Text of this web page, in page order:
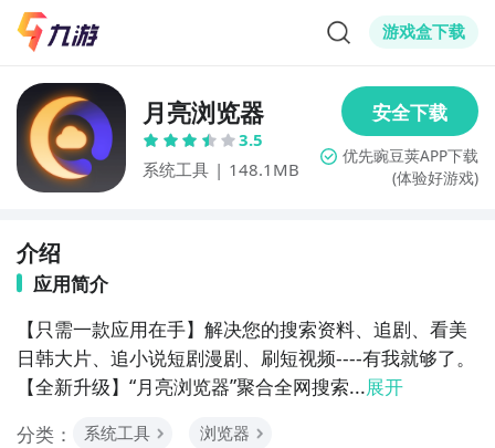
游戏盒下载
月亮浏览器
3.5
系统工具 | 148.1MB (体验好游戏)
介绍
应用简介
【只需一款应用在手】解决您的搜索资料、追剧、看美
日韩大片、追小说短剧漫剧、刷短视频----有我就够了。
【全新升级】“月亮浏览器”聚合全网搜索...展开
分类：
系统工具 浏览器